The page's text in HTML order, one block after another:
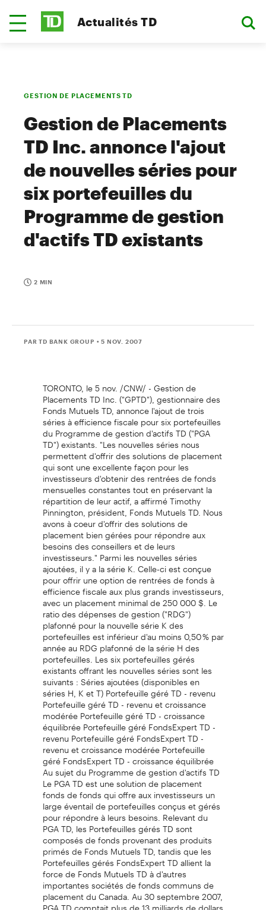
Actualités TD
GESTION DE PLACEMENTS TD
Gestion de Placements
TD Inc. annonce l'ajout
de nouvelles séries pour
six portefeuilles du
Programme de gestion
d'actifs TD existants
2 MIN
PAR TD BANK GROUP • 5 NOV. 2007
TORONTO, le 5 nov. /CNW/ - Gestion de
Placements TD Inc. ("GPTD"), gestionnaire des
Fonds Mutuels TD, annonce l'ajout de trois
séries à efficience fiscale pour six portefeuilles
du Programme de gestion d'actifs TD ("PGA
TD") existants. "Les nouvelles séries nous
permettent d'offrir des solutions de placement
qui sont une excellente façon pour les
investisseurs d'obtenir des rentrées de fonds
mensuelles constantes tout en préservant la
répartition de leur actif, a affirmé Timothy
Pinnington, président, Fonds Mutuels TD. Nous
avons à coeur d'offrir des solutions de
placement bien gérées pour répondre aux
besoins des conseillers et de leurs
investisseurs." Parmi les nouvelles séries
ajoutées, il y a la série K. Celle-ci est conçue
pour offrir une option de rentrées de fonds à
efficience fiscale aux plus grands investisseurs,
avec un placement minimal de 250 000 $. Le
ratio des dépenses de gestion ("RDG")
plafonné pour la nouvelle série K des
portefeuilles est inférieur d'au moins 0,50 % par
année au RDG plafonné de la série H des
portefeuilles. Les six portefeuilles gérés
existants offrant les nouvelles séries sont les
suivants : Séries ajoutées (disponibles en
séries H, K et T) Portefeuille géré TD - revenu
Portefeuille géré TD - revenu et croissance
modérée Portefeuille géré TD - croissance
équilibrée Portefeuille géré FondsExpert TD -
revenu Portefeuille géré FondsExpert TD -
revenu et croissance modérée Portefeuille
géré FondsExpert TD - croissance équilibrée
Au sujet du Programme de gestion d'actifs TD
Le PGA TD est une solution de placement
fonds de fonds qui offre aux investisseurs un
large éventail de portefeuilles conçus et gérés
pour répondre à leurs besoins. Relevant du
PGA TD, les Portefeuilles gérés TD sont
composés de fonds provenant des produits
primés de Fonds Mutuels TD, tandis que les
Portefeuilles gérés FondsExpert TD allient la
force de Fonds Mutuels TD à d'autres
importantes sociétés de fonds communs de
placement du Canada. Au 30 septembre 2007,
PGA TD comptait plus de 13 milliards de dollars